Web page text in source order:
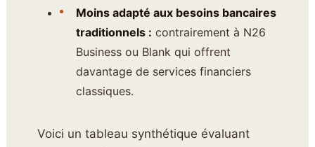
Moins adapté aux besoins bancaires
traditionnels : contrairement à N26
Business ou Blank qui offrent
davantage de services financiers
classiques.
Voici un tableau synthétique évaluant